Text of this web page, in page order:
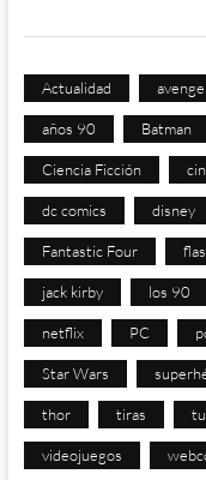
Actualidad
años 90 Batman
Ciencia Ficción
dc comics disney
Fantastic Four
jack kirby los 90
netflix PC
Star Wars
thor tiras
videojuegos